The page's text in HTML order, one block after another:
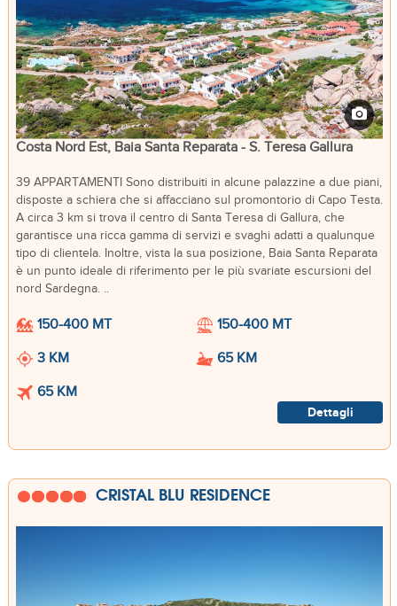
Costa Nord Est, Baia Santa Reparata - S. Teresa Gallura
39 APPARTAMENTI Sono distribuiti in alcune palazzine a due piani,
disposte a schiera che si affacciano sul promontorio di Capo Testa.
A circa 3 km si trova il centro di Santa Teresa di Gallura, che
garantisce una ricca gamma di servizi e svaghi adatti a qualunque
tipo di clientela. Inoltre, vista la sua posizione, Baia Santa Reparata
è un punto ideale di riferimento per le più svariate escursioni del
nord Sardegna. ..
150-400 MT
150-400 MT
3 KM
65 KM
65 KM
Dettagli
CRISTAL BLU RESIDENCE